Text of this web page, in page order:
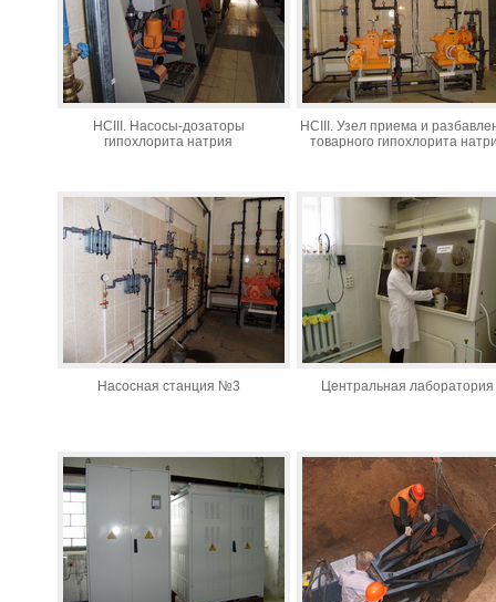
НСIII. Насосы-дозаторы
гипохлорита натрия
НСIII. Узел приема и
товарного гипохлорита
Насосная станция №3 Центральная лаборатория